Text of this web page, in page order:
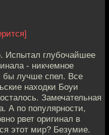
Испытал глубочайшее
- никчемное
бы лучше спел. Все
находки Боуи
Замечательная
А по популярности,
рвет оригинал в
этот мир? Безумие.